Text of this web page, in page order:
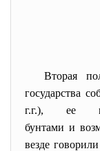
Вторая
государства
г.г.), ее
бунтами и
везде